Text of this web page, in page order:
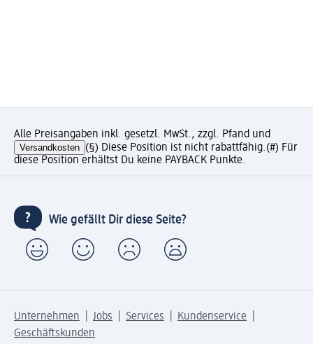
Alle Preisangaben inkl. gesetzl. MwSt., zzgl. Pfand und
Versandkosten (§) Diese Position ist nicht rabattfähig.(#) Für
diese Position erhältst Du keine PAYBACK Punkte.
Wie gefällt Dir diese Seite?
Unternehmen Jobs Services
Kundenservice
Geschäftskunden